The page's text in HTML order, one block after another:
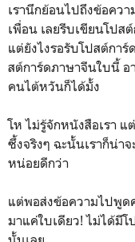
เรานึกย้อนไปถึงข้อคว
เพื่อน เลยรีบเขียนโปส
แต่ยังไงรอรับโปสต์การ์
สต์การ์ดภาษาจีนใบนี้ อ
คนไต้หวันก็ได้มั้ง
โห ไม่รู้จักหนังสือเรา แ
ซึ้งจริงๆ ฉะนั้นเราก็น่า
หน่อยดีกว่า
แต่พอส่งข้อความไปพู
มาแค่ใบเดียว! ไม่ได้มีโ